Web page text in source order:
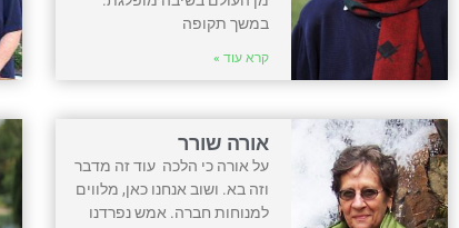
במשך תקופה
קרא עוד »
אורה שורר
על אורה כי הלכה עוד זה מדבר
וזה בא. ושוב אנחנו כאן, מלווים
למנוחות חברה. אמש נפרדנו